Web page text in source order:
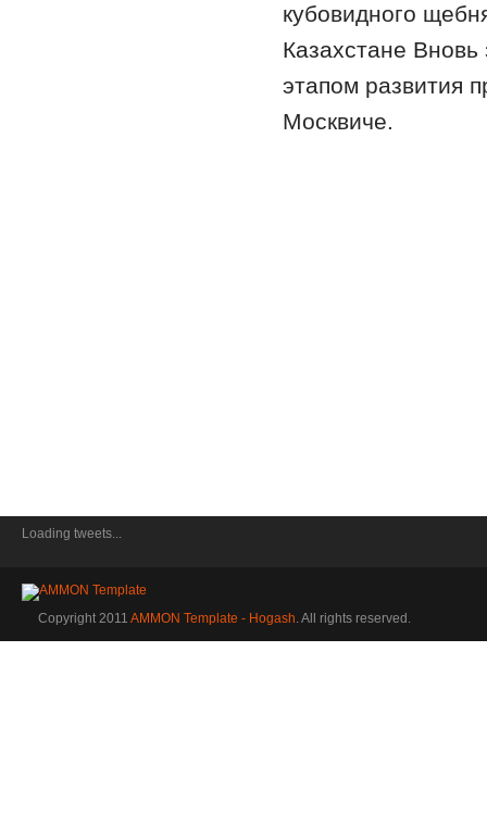
кубовидного
Казахстане
этапом развития
Москвиче.
Loading tweets...
Copyright 2011 AMMON Template - Hogash. All rights reserved.